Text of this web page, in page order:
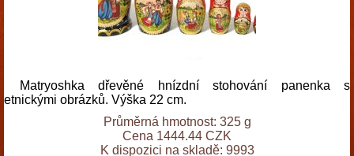
Matryoshka dřevěné hnízdní stohování panenka s
etnickými obrázků. Výška 22 cm.
Průměrná hmotnost: 325 g
Cena 1444.44 CZK
K dispozici na skladě: 9993